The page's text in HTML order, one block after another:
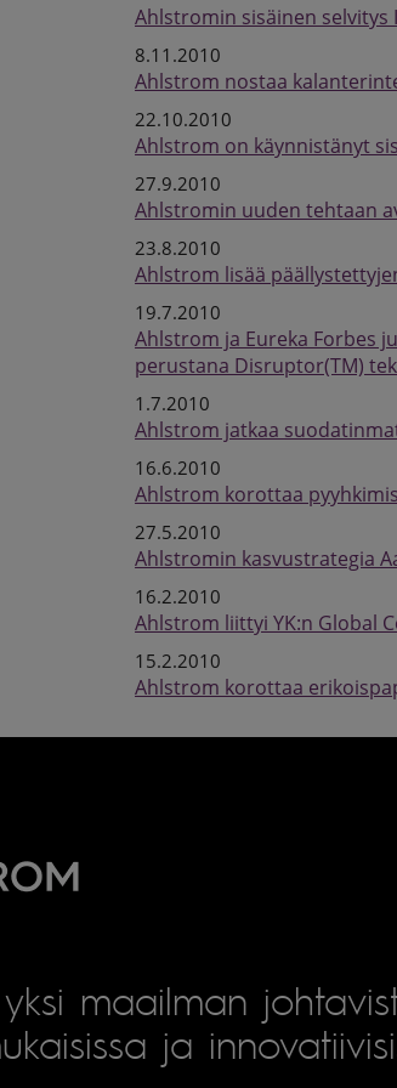
Ahlstromin sisäinen selvitys
8.11.2010
Ahlstrom nostaa
22.10.2010
Ahlstrom on käynnistänyt
27.9.2010
Ahlstromin uuden tehtaan
23.8.2010
Ahlstrom lisää
19.7.2010
Ahlstrom ja Eureka Forbes
perustana Disruptor(TM)
1.7.2010
Ahlstrom jatkaa
16.6.2010
Ahlstrom korottaa
27.5.2010
Ahlstromin kasvustrategia
16.2.2010
Ahlstrom liittyi YK:n Global
15.2.2010
Ahlstrom korottaa
maailman
ja